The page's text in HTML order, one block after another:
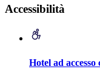
Accessibilità
Hotel ad accesso